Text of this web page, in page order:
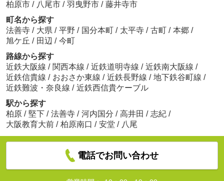
柏原市 / 八尾市 / 羽曳野市 / 藤井寺市
町名から探す
法善寺 / 大県 / 平野 / 国分本町 / 太平寺 / 古町 / 本郷 /
旭ケ丘 / 田辺 / 今町
路線から探す
近鉄大阪線 / 関西本線 / 近鉄道明寺線 / 近鉄南大阪線 /
近鉄信貴線 / おおさか東線 / 近鉄長野線 / 地下鉄谷町線 /
近鉄難波・奈良線 / 近鉄西信貴ケーブル
駅から探す
柏原 / 堅下 / 法善寺 / 河内国分 / 高井田 / 志紀 /
大阪教育大前 / 柏原南口 / 安堂 / 八尾
電話でお問い合わせ